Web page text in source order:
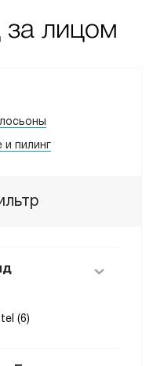
за лицом
и пилинг
(6)